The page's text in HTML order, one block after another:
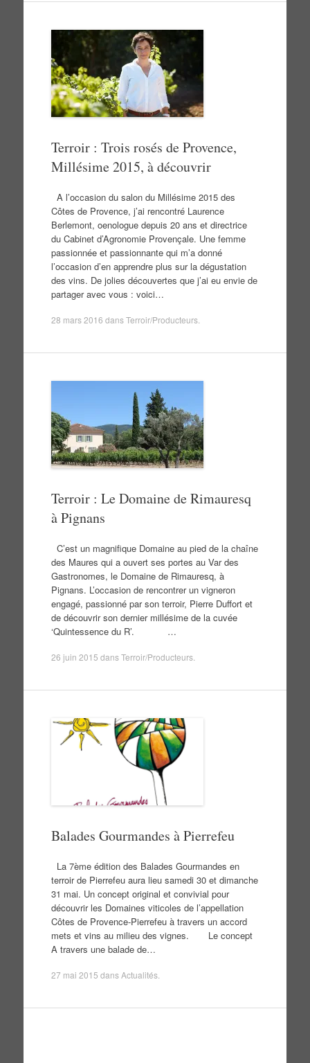
Terroir : Trois rosés de Provence,
Millésime 2015, à découvrir
A l’occasion du salon du Millésime 2015 des
Côtes de Provence, j’ai rencontré Laurence
Berlemont, oenologue depuis 20 ans et directrice
du Cabinet d’Agronomie Provençale. Une femme
passionnée et passionnante qui m’a donné
l’occasion d’en apprendre plus sur la dégustation
des vins. De jolies découvertes que j’ai eu envie de
partager avec vous : voici…
28 mars 2016 dansTerroir/Producteurs.
Terroir : Le Domaine de Rimauresq
à Pignans
C’est un magnifique Domaine au pied de la chaîne
des Maures qui a ouvert ses portes au Var des
Gastronomes, le Domaine de Rimauresq, à
Pignans. L’occasion de rencontrer un vigneron
engagé, passionné par son terroir, Pierre Duffort et
de découvrir son dernier millésime de la cuvée
‘Quintessence du R’. …
26 juin 2015 dansTerroir/Producteurs.
Balades Gourmandes à Pierrefeu
La 7ème édition des Balades Gourmandes en
terroir de Pierrefeu aura lieu samedi 30 et dimanche
31 mai. Un concept original et convivial pour
découvrir les Domaines viticoles de l’appellation
Côtes de Provence-Pierrefeu à travers un accord
mets et vins au milieu des vignes. Le concept
A travers une balade de…
27 mai 2015 dansActualités.